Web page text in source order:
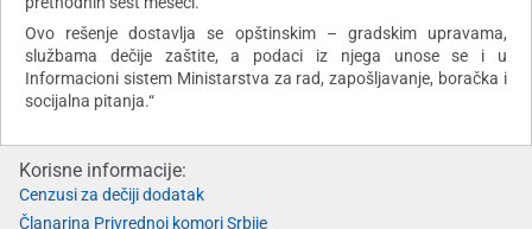
Ovo rešenje dostavlja se opštinskim – gradskim upravama,
službama dečije zaštite, a podaci iz njega unose se i u
Informacioni sistem Ministarstva za rad, zapošljavanje, boračka i
socijalna pitanja.“
Korisne informacije:
Cenzusi za dečiji dodatak
Članarina Privrednoj komori Srbije